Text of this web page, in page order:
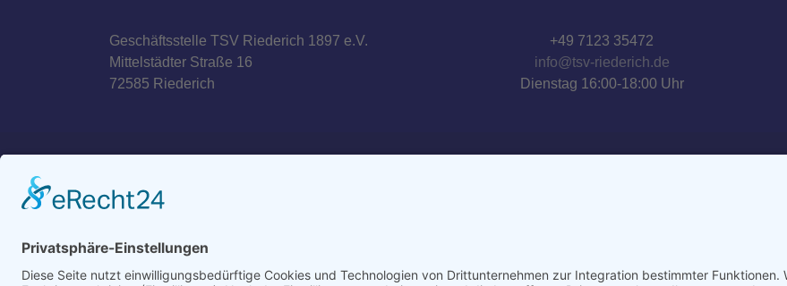
Geschäftsstelle TSV Riederich 1897 e.V.
Mittelstädter Straße 16
72585 Riederich
+49 7123 35472
info@tsv-riederich.de
Dienstag 16:00-18:00 Uhr